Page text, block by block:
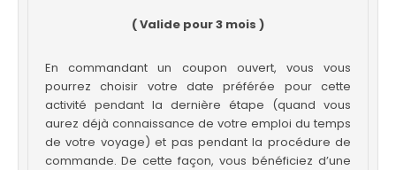
( Valide pour 3 mois )
En commandant un coupon ouvert, vous vous
pourrez choisir votre date préférée pour cette
activité pendant la dernière étape (quand vous
aurez déjà connaissance de votre emploi du temps
de votre voyage) et pas pendant la procédure de
commande. De cette façon, vous bénéficiez d’une